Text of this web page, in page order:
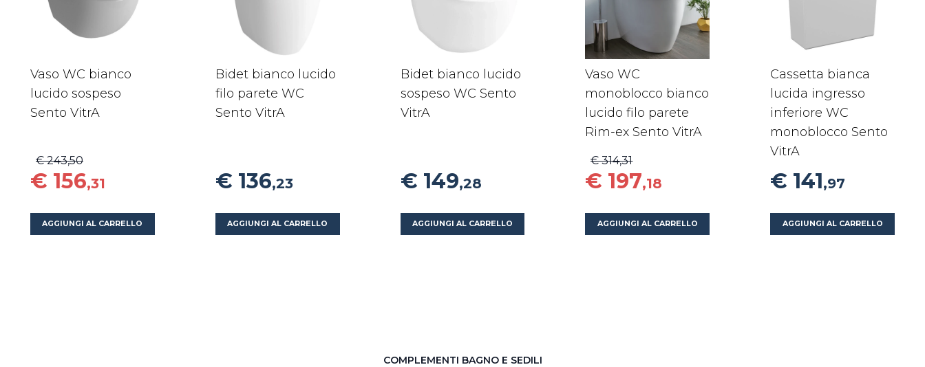
Vaso WC bianco
lucido sospeso
Sento VitrA
€ 156,31
€ 243,50
AGGIUNGI AL CARRELLO
Bidet bianco lucido
filo parete WC
Sento VitrA
€ 136,23
AGGIUNGI AL CARRELLO
Bidet bianco lucido
sospeso WC Sento
VitrA
€ 149,28
AGGIUNGI AL CARRELLO
Vaso WC
monoblocco bianco
lucido filo parete
Rim-ex Sento VitrA
€ 197,18
€ 314,31
AGGIUNGI AL CARRELLO
Cassetta bianca
lucida ingresso
inferiore WC
monoblocco Sento
VitrA
€ 141,97
AGGIUNGI AL CARRELLO
COMPLEMENTI BAGNO E SEDILI